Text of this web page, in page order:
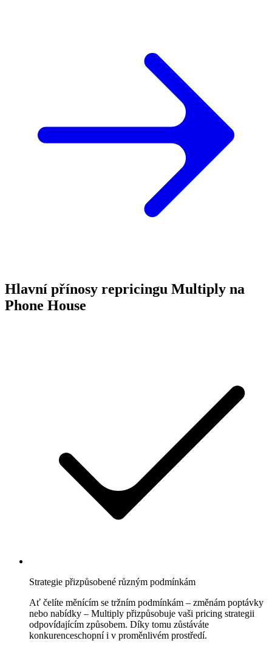
Hlavní přínosy repricingu Multiply na
Phone House
Strategie přizpůsobené různým podmínkám
Ať čelíte měnícím se tržním podmínkám – změnám poptávky
nebo nabídky – Multiply přizpůsobuje vaši pricing strategii
odpovídajícím způsobem. Díky tomu zůstáváte
konkurenceschopní i v proměnlivém prostředí.